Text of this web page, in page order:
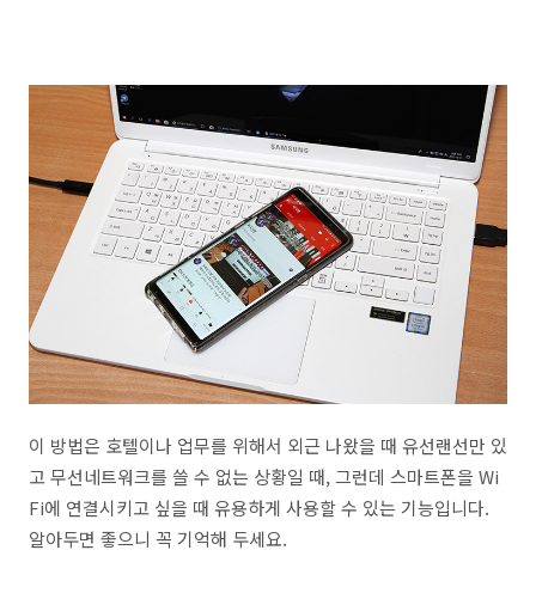
이 방법은 호텔이나 업무를 위해서 외근 나왔을 때 유선랜선만 있
고 무선네트워크를 쓸 수 없는 상황일 때, 그런데 스마트폰을 Wi
Fi에 연결시키고 싶을 때 유용하게 사용할 수 있는 기능입니다.
알아두면 좋으니 꼭 기억해 두세요.